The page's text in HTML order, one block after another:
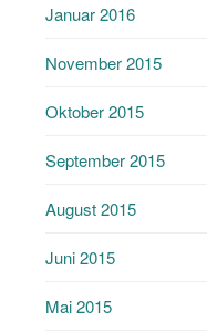
Januar 2016
November 2015
Oktober 2015
September 2015
August 2015
Juni 2015
Mai 2015